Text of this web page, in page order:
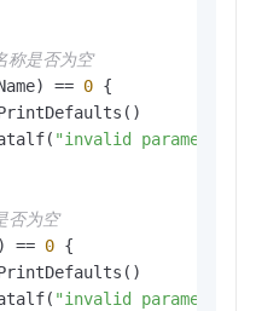
是否为空
== 0 {
"invalid parameters,
为空
== 0 {
"invalid